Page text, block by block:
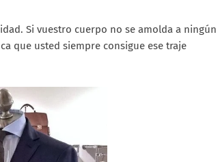
Si vuestro cuerpo no se amolda a ningún
que usted siempre consigue ese traje